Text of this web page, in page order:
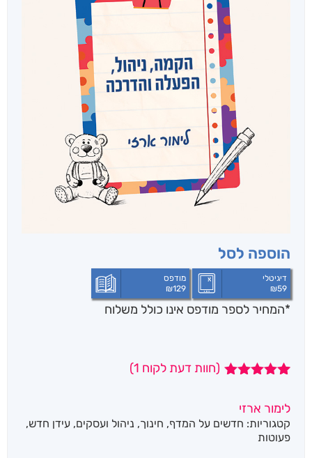
הוספה לסל
דיגיטלי
₪59
מודפס
₪129
*המחיר לספר מודפס אינו כולל משלוח
מבוסס על
דירוגים של
לקוחות
(חוות דעת לקוח 1
)
לימור ארזי
קטגוריות: חדשים על המדף, חינוך, ניהול ועסקים, עידן חדש,
פעוטות